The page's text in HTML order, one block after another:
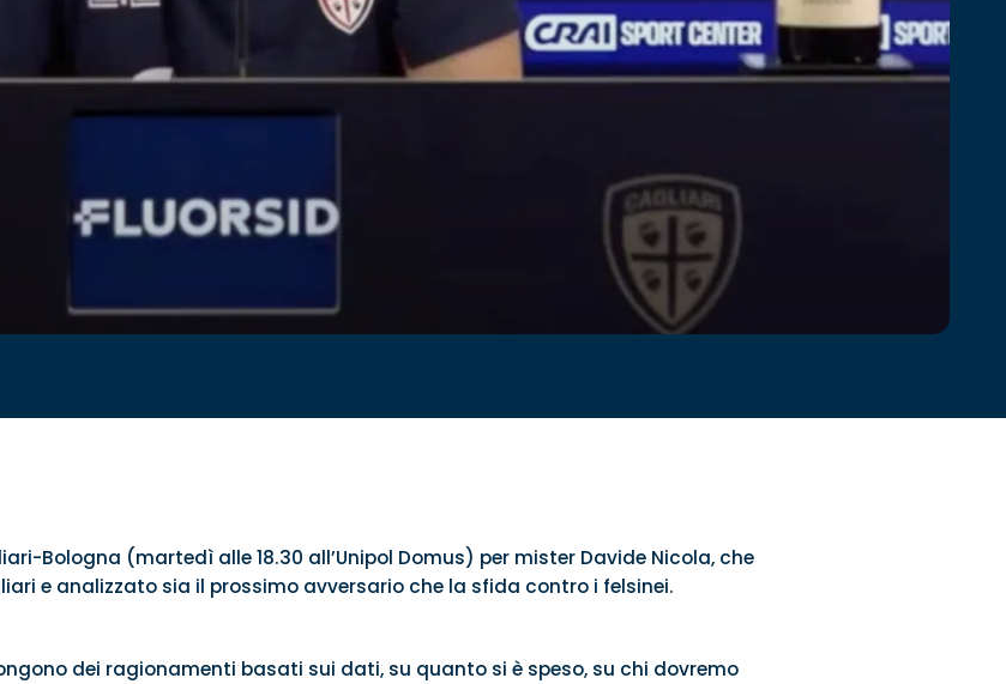
Bologna (martedì alle 18.30 all’Unipol Domus) per mister Davide Nicola, che
e analizzato sia il prossimo avversario che la sfida contro i felsinei.
dei ragionamenti basati sui dati, su quanto si è speso, su chi dovremo